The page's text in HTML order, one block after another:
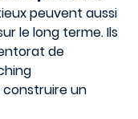
peuvent aussi
le long terme. Ils
de
construire un